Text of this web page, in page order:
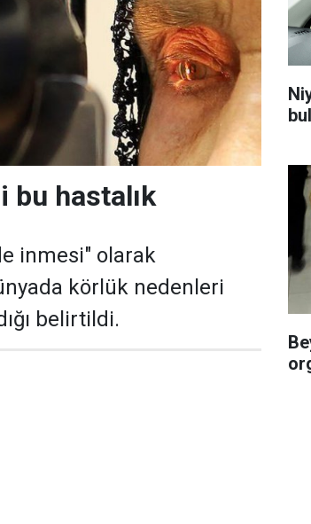
bu hastalık
inmesi" olarak
körlük nedenleri
belirtildi.